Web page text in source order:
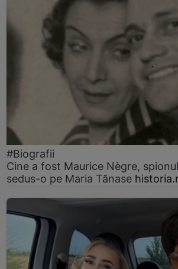
#Biografii
Cine a fost Maurice Nègre,
sedus-o pe Maria Tănase